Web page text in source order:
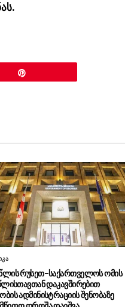
რუსეთ-საქართველოს ომის
დაკავშირებით
ადმინისტრაციის შენობაზე